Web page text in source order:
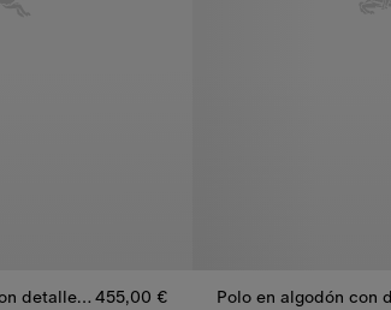
Camiseta en algodón con detalle Check 455,00 €